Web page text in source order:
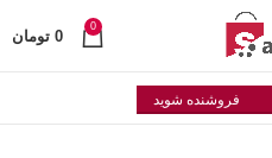
0
0 تومان
فروشنده شوید